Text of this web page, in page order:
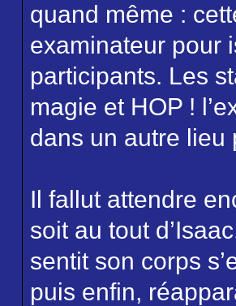
quand même :
examinateur pour
participants. Les
magie et HOP !
dans un autre
Il fallut attendre
soit au tout
sentit son corps
puis enfin,